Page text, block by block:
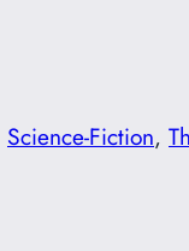
Science-Fiction,